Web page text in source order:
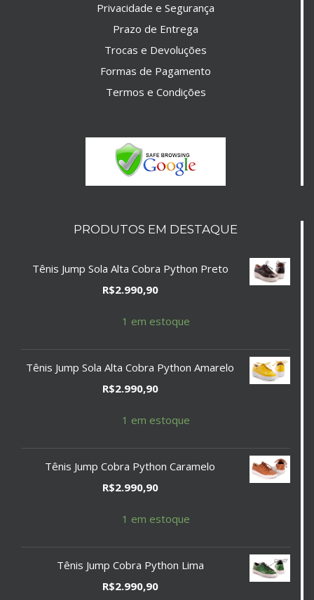
Privacidade e Segurança
Prazo de Entrega
Trocas e Devoluções
Formas de Pagamento
Termos e Condições
PRODUTOS EM DESTAQUE
Tênis Jump Sola Alta Cobra Python Preto
R$2.990,90
1 em estoque
Tênis Jump Sola Alta Cobra Python Amarelo
R$2.990,90
1 em estoque
Tênis Jump Cobra Python Caramelo
R$2.990,90
1 em estoque
Tênis Jump Cobra Python Lima
R$2.990,90